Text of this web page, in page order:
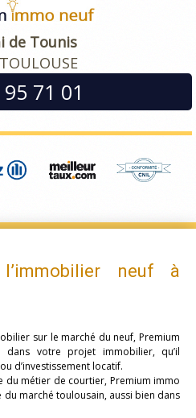
de Tounis
71 01
neuf à
sur le marché du neuf, Premium
dans votre projet immobilier, qu’il
d’investissement locatif.
du métier de courtier, Premium immo
marché toulousain, aussi bien dans